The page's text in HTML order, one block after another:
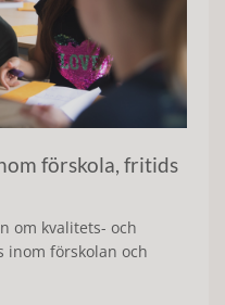
förskola, fritids
om kvalitets- och
inom förskolan och